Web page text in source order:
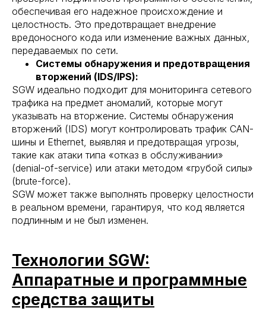
обеспечивая его надежное происхождение и
целостность. Это предотвращает внедрение
вредоносного кода или изменение важных данных,
передаваемых по сети.
Системы обнаружения и предотвращения
вторжений (IDS/IPS):
SGW идеально подходит для мониторинга сетевого
трафика на предмет аномалий, которые могут
указывать на вторжение. Системы обнаружения
вторжений (IDS) могут контролировать трафик CAN-
шины и Ethernet, выявляя и предотвращая угрозы,
такие как атаки типа «отказ в обслуживании»
(denial-of-service) или атаки методом «грубой силы»
(brute-force).
SGW может также выполнять проверку целостности
в реальном времени, гарантируя, что код является
подлинным и не был изменен.
Технологии SGW:
Аппаратные и программные
средства защиты